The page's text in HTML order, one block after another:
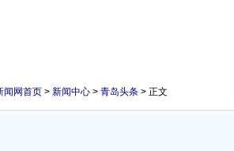
闻网首页 > 新闻中心 > 青岛头条 > 正文